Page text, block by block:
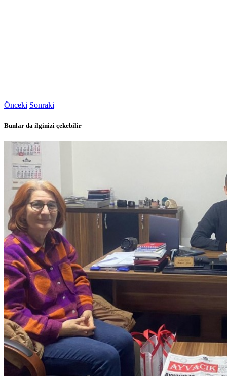
Önceki Sonraki
Bunlar da ilginizi çekebilir